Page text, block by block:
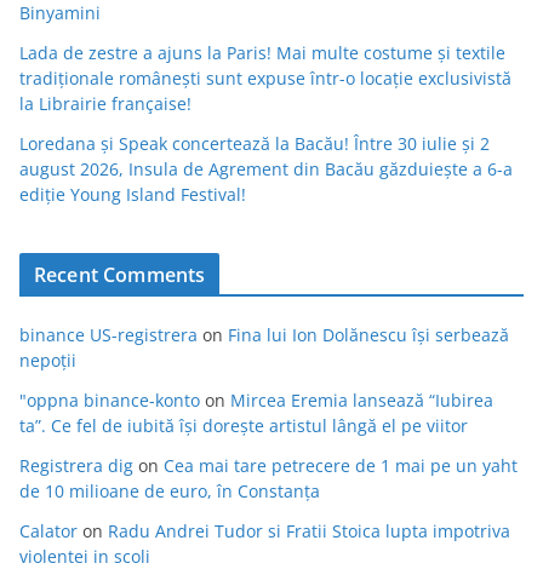
Binyamini
Lada de zestre a ajuns la Paris! Mai multe costume și textile
tradiționale românești sunt expuse într-o locație exclusivistă
la Librairie française!
Loredana și Speak concertează la Bacău! Între 30 iulie și 2
august 2026, Insula de Agrement din Bacău găzduiește a 6-a
ediție Young Island Festival!
Recent Comments
binance US-registrera on Fina lui Ion Dolănescu își serbează
nepoții
"oppna binance-konto on Mircea Eremia lansează “Iubirea
ta”. Ce fel de iubită își dorește artistul lângă el pe viitor
Registrera dig on Cea mai tare petrecere de 1 mai pe un yaht
de 10 milioane de euro, în Constanța
Calator on Radu Andrei Tudor si Fratii Stoica lupta impotriva
violentei in scoli